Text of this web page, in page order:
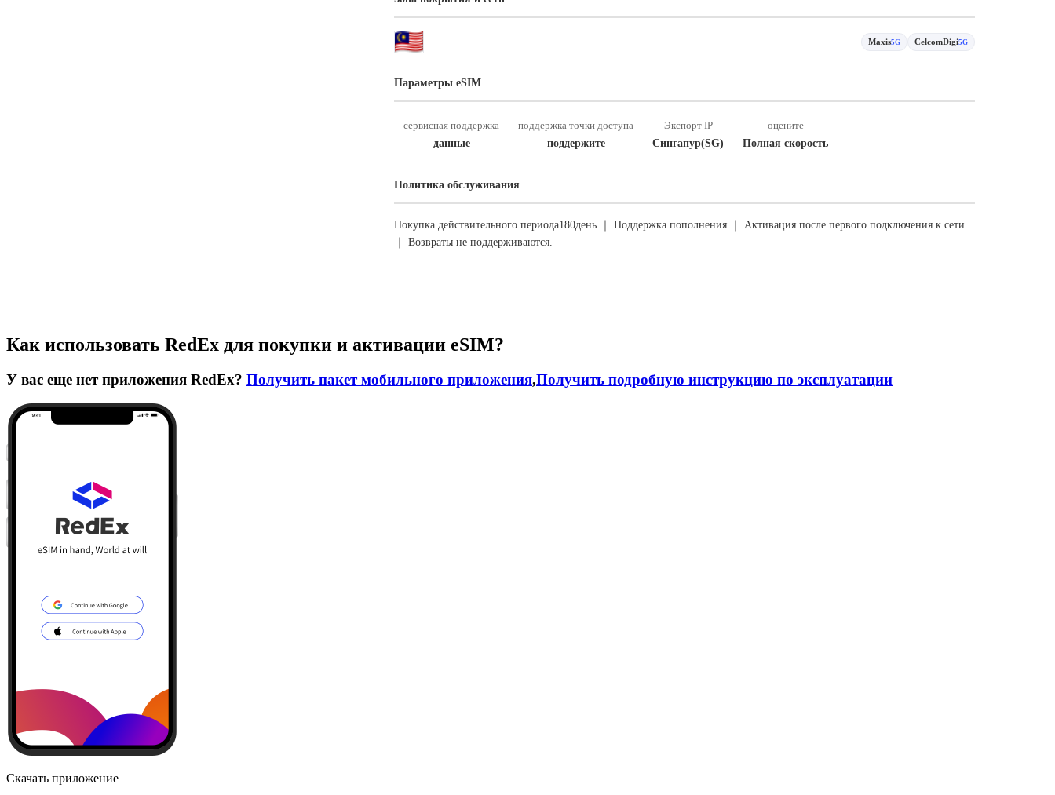
Maxis5G CelcomDigi5G
Параметры eSIM
сервисная поддержка
данные
поддержка точки доступа
поддержите
Экспорт IP
Сингапур(SG)
оцените
Полная скорость
Политика обслуживания
Покупка действительного периода180день ｜ Поддержка пополнения ｜ Активация после первого подключения к сети
｜ Возвраты не поддерживаются.
Как использовать RedEx для покупки и активации eSIM?
У вас еще нет приложения RedEx? Получить пакет мобильного приложения,Получить подробную инструкцию по эксплуатации
Скачать приложение